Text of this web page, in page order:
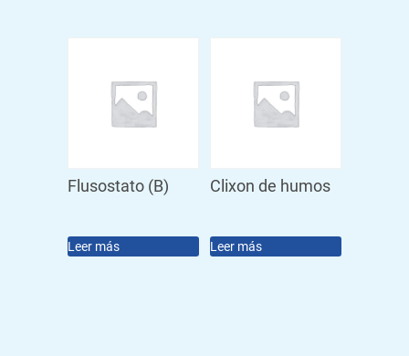
Flusostato (B)
Leer más
Clixon de humos
Leer más